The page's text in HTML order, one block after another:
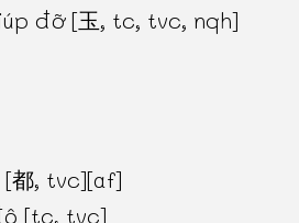
đỡ [玉, tc, tvc, nqh]
都, tvc][af]
[tc, tvc]